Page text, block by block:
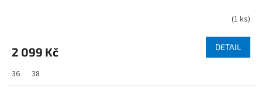
(1 ks)
2 099 Kč DETAIL
36 38